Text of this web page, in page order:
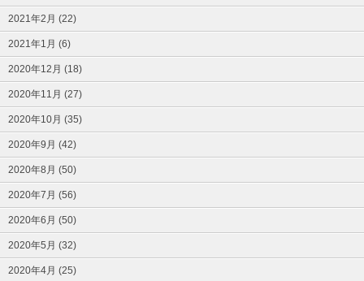
2021年2月 (22)
2021年1月 (6)
2020年12月 (18)
2020年11月 (27)
2020年10月 (35)
2020年9月 (42)
2020年8月 (50)
2020年7月 (56)
2020年6月 (50)
2020年5月 (32)
2020年4月 (25)